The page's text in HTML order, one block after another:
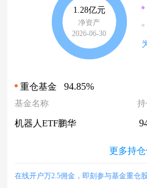
1.28亿元
净资产
2026-06-30
重仓基金 94.85%
基金名称
机器人ETF鹏华
更多持仓
在线开户万2.5佣金，即刻参与基金重仓